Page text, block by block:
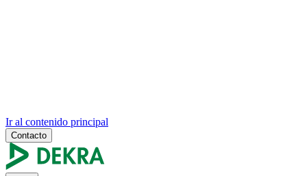
Ir al contenido principal
Contacto